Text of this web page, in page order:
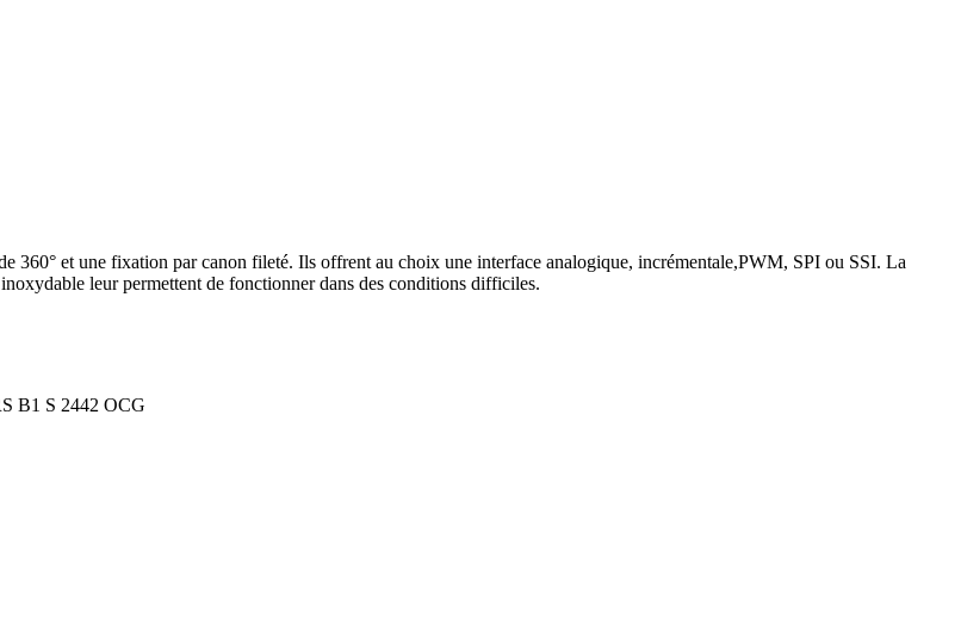
360° et une fixation par canon fileté. Ils offrent au choix une interface analogique, incrémentale,PWM, SPI ou SSI. La
leur permettent de fonctionner dans des conditions difficiles.
B1 S 2442 OCG